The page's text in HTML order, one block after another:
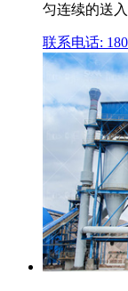
匀连续的送
联系电话: 180